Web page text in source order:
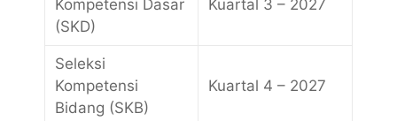
Kompetensi Dasar
(SKD)
Kuartal 3 – 2027
Seleksi
Kompetensi
Bidang (SKB)
Kuartal 4 – 2027